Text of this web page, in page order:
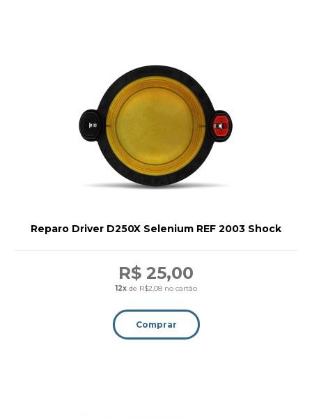
Reparo Driver D250X Selenium REF 2003 Shock
R$ 25,00
12xde R$2,08 no cartão
Comprar